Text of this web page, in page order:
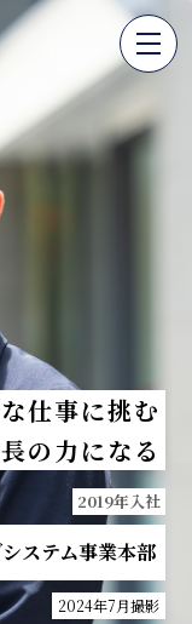
仕事に挑む
の力になる
2019年入社
ステム事業本部
2024年7月撮影